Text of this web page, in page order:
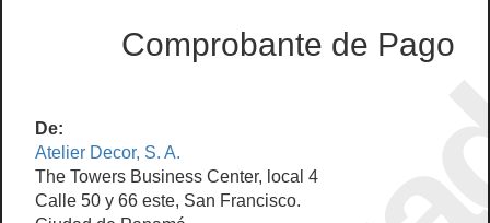
Comprobante de Pago
De:
Atelier Decor, S. A.
The Towers Business Center, local 4
Calle 50 y 66 este, San Francisco.